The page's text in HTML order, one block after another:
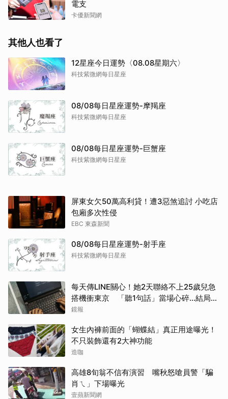
電支
卡優新聞網
其他人也看了
12星座今日運勢〈08.08星期六〉
科技紫微網每日星座
08/08每日星座運勢-摩羯座
科技紫微網每日星座
08/08每日星座運勢-巨蟹座
科技紫微網每日星座
屏東女欠50萬高利貸！遭3惡煞追討 小吃店
包廂多次性侵
EBC 東森新聞
08/08每日星座運勢-射手座
科技紫微網每日星座
每天傳LINE關心！她2天聯絡不上25歲兒急
搭機衝東京 「聽1句話」當場心碎...結局看
哭網
鏡報
女生內褲前面的「蝴蝶結」真正用途曝光！
不只裝飾還有2大神功能
造咖
高雄8旬翁不信有演習 嘴秋怒嗆員警「騙
肖ㄟ」下場曝光
壹蘋新聞網
取消